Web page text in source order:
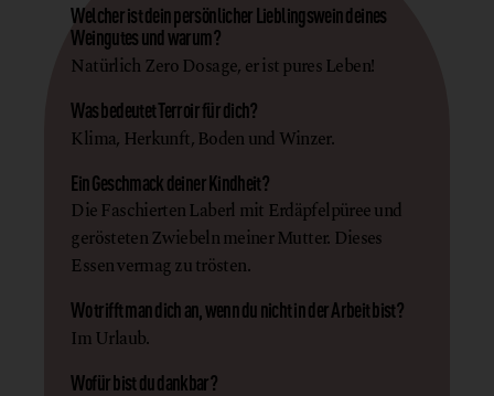
Welcher ist dein persönlicher Lieblingswein deines
Weingutes und warum?
Natürlich Zero Dosage, er ist pures Leben!
Was bedeutet Terroir für dich?
Klima, Herkunft, Boden und Winzer.
Ein Geschmack deiner Kindheit?
Die Faschierten Laberl mit Erdäpfelpüree und
gerösteten Zwiebeln meiner Mutter. Dieses
Essen vermag zu trösten.
Wo trifft man dich an, wenn du nicht in der Arbeit bist?
Im Urlaub.
Wofür bist du dankbar?